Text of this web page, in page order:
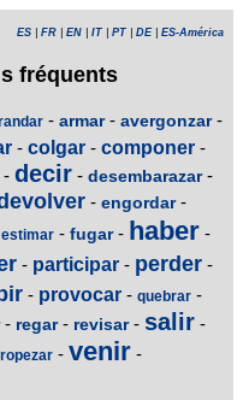
ES FR EN IT PT DE| ES-América
fréquents
- armar- avergonzar-
- colgar - componer -
- decir - desembarazar-
- engordar-
estimar - fugar- haber -
- participar - perder -
- provocar - quebrar -
- regar- revisar- salir -
- venir -